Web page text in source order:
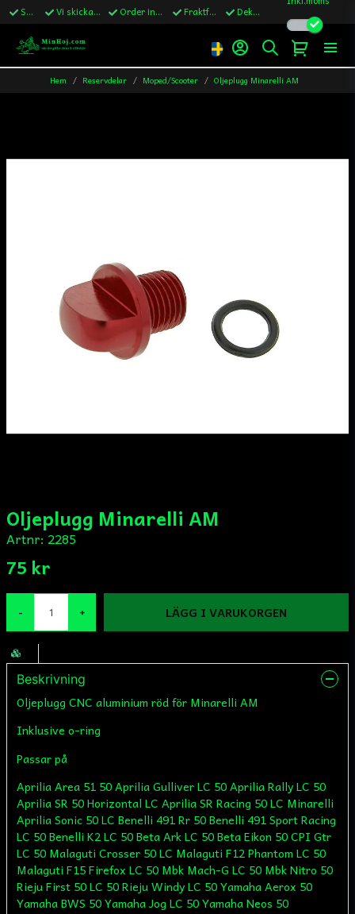
Snabba leveranser Vi skickar till Sverige,Danmark & Finland Order innan kl.13 skickas samma vardag Fraktfritt över 1200kr till Sverige Dekaler ingår i alla ordrar
Hem Reservdelar Moped/Scooter Oljeplugg Minarelli AM
Oljeplugg Minarelli AM
Artnr: 2285
75 kr
- + LÄGG I VARUKORGEN
Beskrivning
Oljeplugg CNC aluminium röd för Minarelli AM
Inklusive o-ring
Passar på
Aprilia Area 51 50 Aprilia Gulliver LC 50 Aprilia Rally LC 50
Aprilia SR 50 Horizontal LC Aprilia SR Racing 50 LC Minarelli
Aprilia Sonic 50 LC Benelli 491 Rr 50 Benelli 491 Sport Racing
LC 50 Benelli K2 LC 50 Beta Ark LC 50 Beta Eikon 50 CPI Gtr
LC 50 Malaguti Crosser 50 LC Malaguti F12 Phantom LC 50
Malaguti F15 Firefox LC 50 Mbk Mach-G LC 50 Mbk Nitro 50
Rieju First 50 LC 50 Rieju Windy LC 50 Yamaha Aerox 50
Yamaha BWS 50 Yamaha Jog LC 50 Yamaha Neos 50